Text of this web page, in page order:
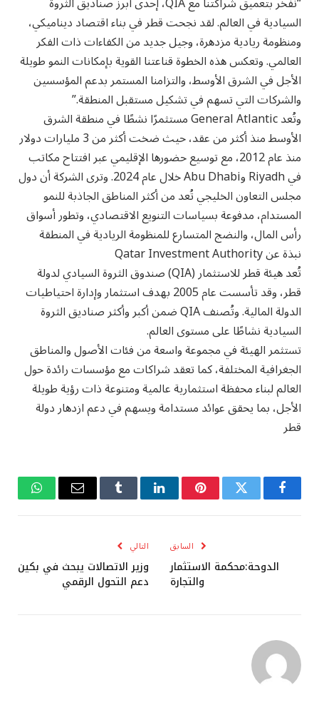
السيادية في العالم. لقد نجحت قطر في بناء اقتصاد ديناميكي،
ومنظومة ريادية مزدهرة، وجيل جديد من الكفاءات ذات الفكر
العالمي. وتعكس هذه الخطوة قناعتنا القوية بإمكانات النمو طويلة
الأجل في الشرق الأوسط، والتزامنا المستمر بدعم المؤسسين
والشركات التي تسهم في تشكيل مستقبل المنطقة.”
وتُعد General Atlantic مستثمرًا نشطًا في منطقة الشرق
الأوسط منذ أكثر من عقد، حيث ضخت أكثر من 3 مليارات دولار
منذ عام 2012، مع توسيع حضورها الإقليمي عبر افتتاح مكاتب
في Riyadh وAbu Dhabi خلال عام 2024. وترى الشركة أن دول
مجلس التعاون الخليجي تُعد من أكثر المناطق الجاذبة للنمو
المستدام، مدفوعة بسياسات التنويع الاقتصادي، وتطور أسواق
رأس المال، والنضج المتسارع للمنظومة الريادية في المنطقة
نبذة عن Qatar Investment Authority
تُعد هيئة قطر للاستثمار (QIA) صندوق الثروة السيادي لدولة
قطر، وقد تأسست عام 2005 بهدف استثمار وإدارة احتياطيات
الدولة المالية. وتُصنف QIA ضمن أكبر وأكثر صناديق الثروة
السيادية نشاطًا على مستوى العالم.
تستثمر الهيئة في مجموعة واسعة من فئات الأصول والمناطق
الجغرافية المختلفة، كما تعقد شراكات مع مؤسسات رائدة حول
العالم لبناء محفظة استثمارية عالمية ومتنوعة ذات رؤية طويلة
الأجل، بما يحقق عوائد مستدامة ويسهم في دعم ازدهار دولة
قطر
فيسبوكتويتر بينتيريستلينكدإن Tumblr البريد
السابق
‎الدوحة:محكمة الاستثمار
والتجارة
التالي
وزير الاتصالات يبحث في بكين
دعم التحول الرقمي